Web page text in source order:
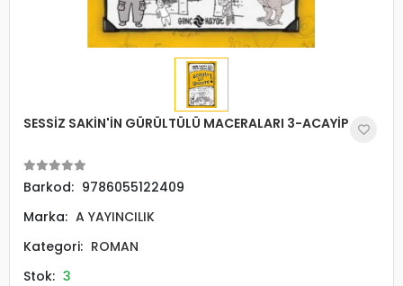
SESSİZ SAKİN'İN GÜRÜLTÜLÜ MACERALARI 3-ACAYİP
Barkod: 9786055122409
Marka: A YAYINCILIK
Kategori: ROMAN
Stok: 3